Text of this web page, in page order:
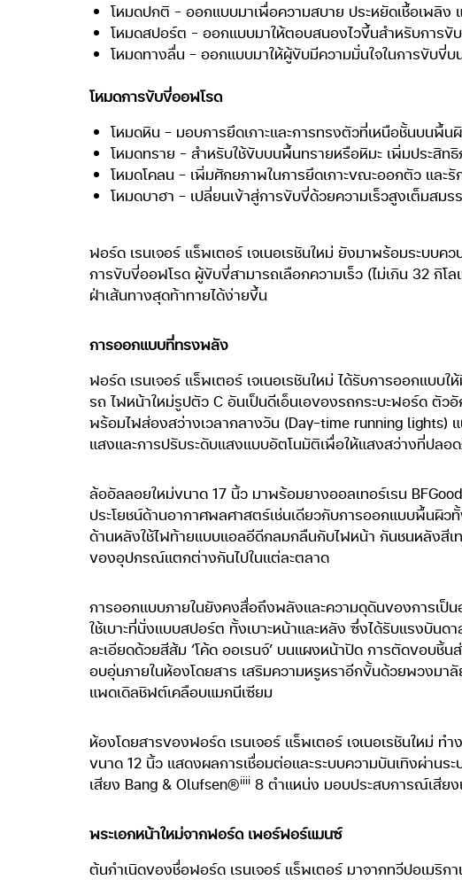
โหมดปกติ – ออกแบบมาเพื่อความสบาย ประหยัดเชื้อเพลิง
โหมดสปอร์ต – ออกแบบมาให้ตอบสนองไวขึ้นสำหรับการ
โหมดทางลื่น – ออกแบบมาให้ผู้ขับมีความมั่นใจในการขับขี่
โหมดการขับขี่ออฟโรด
โหมดหิน – มอบการยึดเกาะและการทรงตัวที่เหนือชั้นบนพื้น
โหมดทราย – สำหรับใช้ขับบนพื้นทรายหรือหิมะ เพิ่มประสิท
โหมดโคลน – เพิ่มศักยภาพในการยึดเกาะขณะออกตัว และ
โหมดบาฮา – เปลี่ยนเข้าสู่การขับขี่ด้วยความเร็วสูงเต็มสม
ฟอร์ด เรนเจอร์ แร็พเตอร์ เจเนอเรชันใหม่ ยังมาพร้อมระบบ
การขับขี่ออฟโรด ผู้ขับขี่สามารถเลือกความเร็ว (ไม่เกิน 32 กิ
ฝ่าเส้นทางสุดท้าทายได้ง่ายขึ้น
การออกแบบที่ทรงพลัง
ฟอร์ด เรนเจอร์ แร็พเตอร์ เจเนอเรชันใหม่ ได้รับการออกแ
รถ ไฟหน้าใหม่รูปตัว C อันเป็นดีเอ็นเอของรถกระบะฟอร์ด ตั
พร้อมไฟส่องสว่างเวลากลางวัน (Day-time running lights)
แสงและการปรับระดับแสงแบบอัตโนมัติเพื่อให้แสงสว่างที่ป
ล้ออัลลอยใหม่ขนาด 17 นิ้ว มาพร้อมยางออลเทอร์เรน
ประโยชน์ด้านอากาศพลศาสตร์เช่นเดียวกับการออกแบบพื้นผิ
ด้านหลังใช้ไฟท้ายแบบแอลอีดีกลมกลืนกับไฟหน้า กันชนหลังสีเ
ของอุปกรณ์แตกต่างกันไปในแต่ละตลาด
การออกแบบภายในยังคงสื่อถึงพลังและความดุดันของการเป็
ใช้เบาะที่นั่งแบบสปอร์ต ทั้งเบาะหน้าและหลัง ซึ่งได้รับแรงบัน
ละเอียดด้วยสีส้ม ‘โค้ด ออเรนจ์’ บนแผงหน้าปัด การตัดขอบชิ้
อบอุ่นภายในห้องโดยสาร เสริมความหรูหราอีกขั้นด้วยพวงม
แพดเดิลชิฟต์เคลือบแมกนีเซียม
ห้องโดยสารของฟอร์ด เรนเจอร์ แร็พเตอร์ เจเนอเรชันใหม่
ขนาด 12 นิ้ว แสดงผลการเชื่อมต่อและระบบความบันเทิงผ่านร
เสียง Bang & Olufsen®iiii8 ตำแหน่ง มอบประสบการณ์เสียง
พระเอกหน้าใหม่จากฟอร์ด เพอร์ฟอร์แมนซ์
ต้นกำเนิดของชื่อฟอร์ด เรนเจอร์ แร็พเตอร์ มาจากทวีปอเมริ